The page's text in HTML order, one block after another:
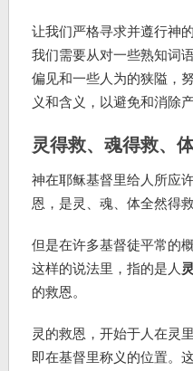
让我们严格寻求并遵行神
我们需要从对一些熟知词
偏见和一些人为的狭隘，
义和含义，以避免和消除
灵得救、魂得救、
神在耶稣基督里给人所应
恩，是灵、魂、体全然得
但是在许多基督徒平常的
这样的说法里，指的是人灵
的救恩。
灵的救恩，开始于人在灵
即在基督里称义的位置。